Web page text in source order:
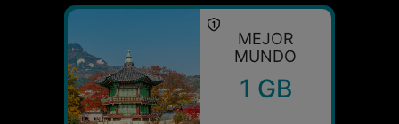
MEJOR
MUNDO
1 GB